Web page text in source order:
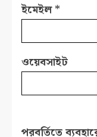
ইমেইল*
ওয়েবসাইট
পরবর্তিতে